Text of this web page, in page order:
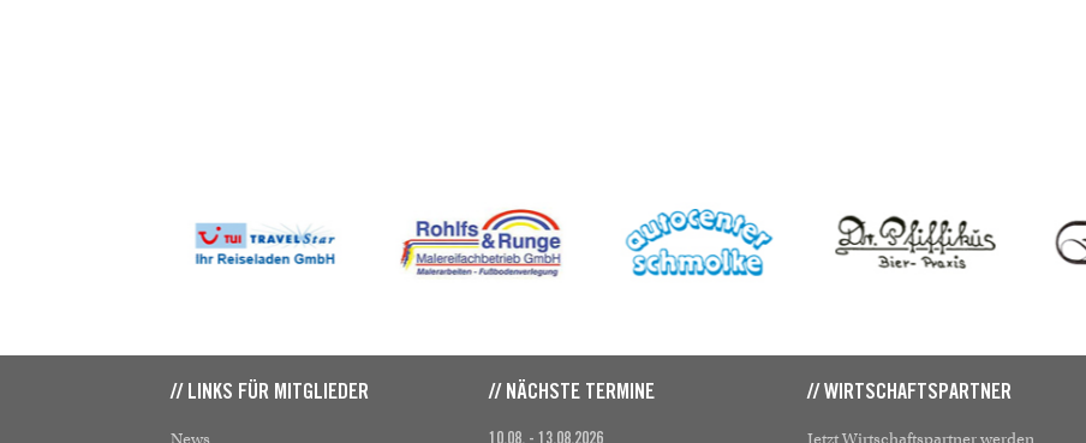
// LINKS FÜR MITGLIEDER // NÄCHSTE TERMINE // WIRTSCHAFTSPARTNER
10.08. - 13.08.2026